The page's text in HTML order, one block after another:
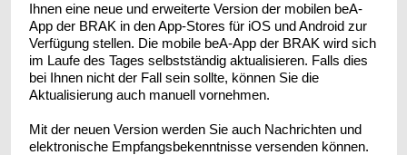
Ihnen eine neue und erweiterte Version der mobilen beA-
App der BRAK in den App-Stores für iOS und Android zur
Verfügung stellen. Die mobile beA-App der BRAK wird sich
im Laufe des Tages selbstständig aktualisieren. Falls dies
bei Ihnen nicht der Fall sein sollte, können Sie die
Aktualisierung auch manuell vornehmen.
Mit der neuen Version werden Sie auch Nachrichten und
elektronische Empfangsbekenntnisse versenden können.